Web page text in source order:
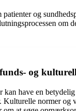
og
om
og
kan have en
Kulturelle normer